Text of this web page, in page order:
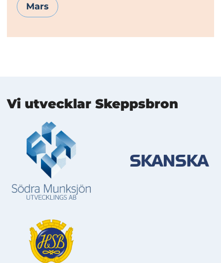
Mars
Mer information
Vi utvecklar Skeppsbron